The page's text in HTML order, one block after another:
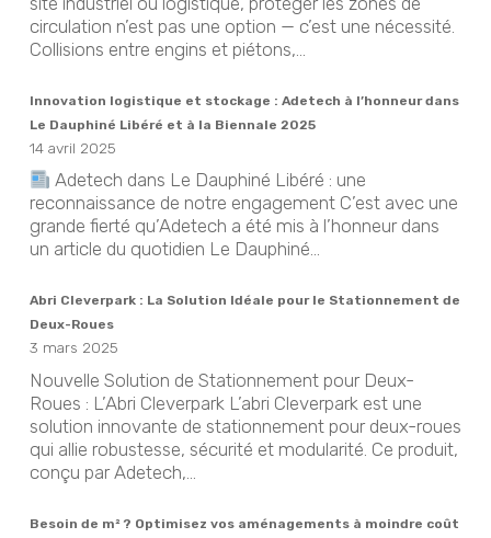
circulation n’est pas une option — c’est une nécessité.
Collisions entre engins et piétons,...
Innovation logistique et stockage : Adetech à l’honneur dans
Le Dauphiné Libéré et à la Biennale 2025
14 avril 2025
Adetech dans Le Dauphiné Libéré : une
reconnaissance de notre engagement C’est avec une
grande fierté qu’Adetech a été mis à l’honneur dans
un article du quotidien Le Dauphiné...
Abri Cleverpark : La Solution Idéale pour le Stationnement de
Deux-Roues
3 mars 2025
Nouvelle Solution de Stationnement pour Deux-
Roues : L’Abri Cleverpark L’abri Cleverpark est une
solution innovante de stationnement pour deux-roues
qui allie robustesse, sécurité et modularité. Ce produit,
conçu par Adetech,...
Besoin de m² ? Optimisez vos aménagements à moindre coût